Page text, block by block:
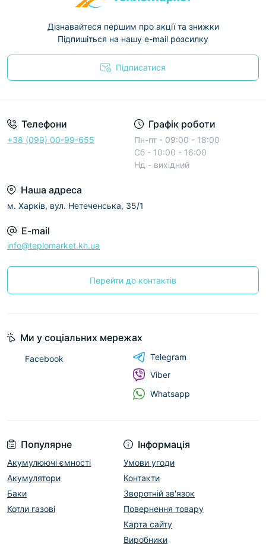
Дізнавайтеся першим про акції та знижки
Підпишіться на нашу e-mail розсилку
Підписатися
Телефони
+38 (099) 00-99-655
Графік роботи
Пн-пт - 09:00 - 18:00
Сб - 10:00 - 16:00
Нд - вихідний
Наша адреса
м. Харків, вул. Нетеченська, 35/1
E-mail
info@teplomarket.kh.ua
Перейти до контактів
Популярне
Акумулюючі ємності
Акумулятори
Баки
Котли газові
Інформація
Умови угоди
Контакти
Зворотній зв'язок
Повернення товару
Карта сайту
Виробники
Ми у соціальних мережах
Facebook
Telegram
Viber
Whatsapp